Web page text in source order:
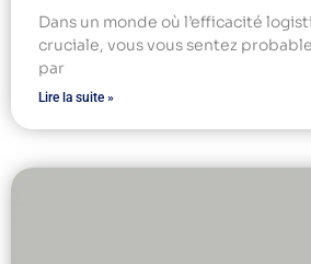
Dans un monde où l’efficacité
cruciale, vous vous sentez
par
Lire la suite »